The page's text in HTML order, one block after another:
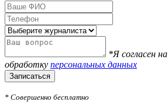
*Я согласен на
обработку персональных данных
Записаться
* Совершенно бесплатно